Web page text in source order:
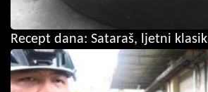
Recept dana: Sataraš, ljetni klasik